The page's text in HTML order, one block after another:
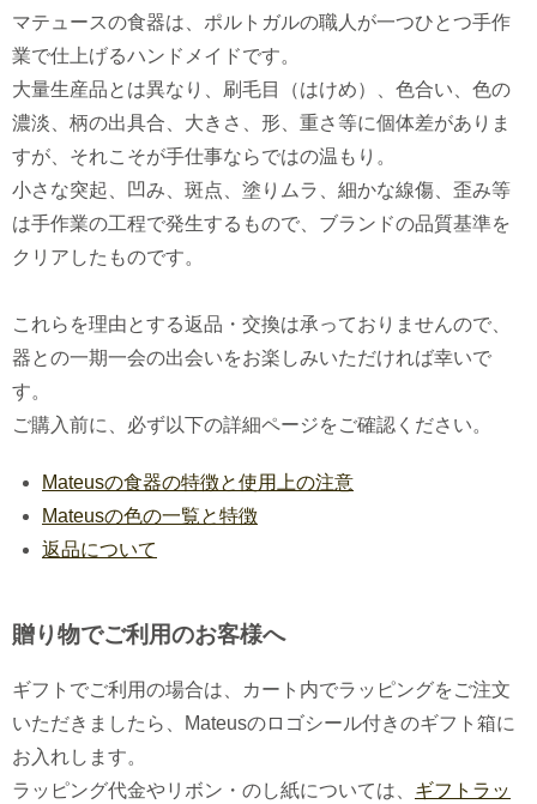
マテュースの食器は、ポルトガルの職人が一つひとつ手作
業で仕上げるハンドメイドです。
大量生産品とは異なり、刷毛目（はけめ）、色合い、色の
濃淡、柄の出具合、大きさ、形、重さ等に個体差がありま
すが、それこそが手仕事ならではの温もり。
小さな突起、凹み、斑点、塗りムラ、細かな線傷、歪み等
は手作業の工程で発生するもので、ブランドの品質基準を
クリアしたものです。
これらを理由とする返品・交換は承っておりませんので、
器との一期一会の出会いをお楽しみいただければ幸いで
す。
ご購入前に、必ず以下の詳細ページをご確認ください。
Mateusの食器の特徴と使用上の注意
Mateusの色の一覧と特徴
返品について
贈り物でご利用のお客様へ
ギフトでご利用の場合は、カート内でラッピングをご注文
いただきましたら、Mateusのロゴシール付きのギフト箱に
お入れします。
ラッピング代金やリボン・のし紙については、 ギフトラッ